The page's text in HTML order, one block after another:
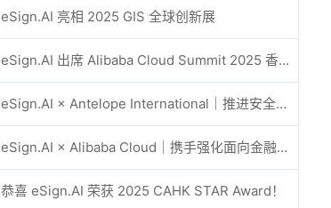
eSign.AI 亮相 2025 GIS 全球创新展
eSign.AI 出席 Alibaba Cloud Summit 2025 香港站，共同探讨 AI 驱动的云创新与数字信任未来
eSign.AI × Antelope International｜推进安全且由 AI 驱动的数字化工作流
eSign.AI × Alibaba Cloud｜携手强化面向金融科技的全球数字信任
恭喜 eSign.AI 荣获 2025 CAHK STAR Award！